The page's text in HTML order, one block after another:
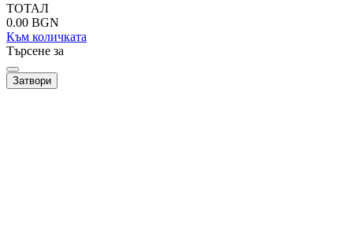
ТОТАЛ
0.00 BGN
Към количката
Търсене за
Затвори